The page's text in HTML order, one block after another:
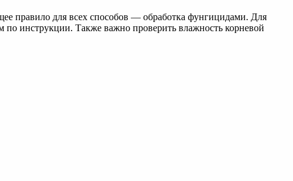
правило для всех способов — обработка фунгицидами. Для
инструкции. Также важно проверить влажность корневой